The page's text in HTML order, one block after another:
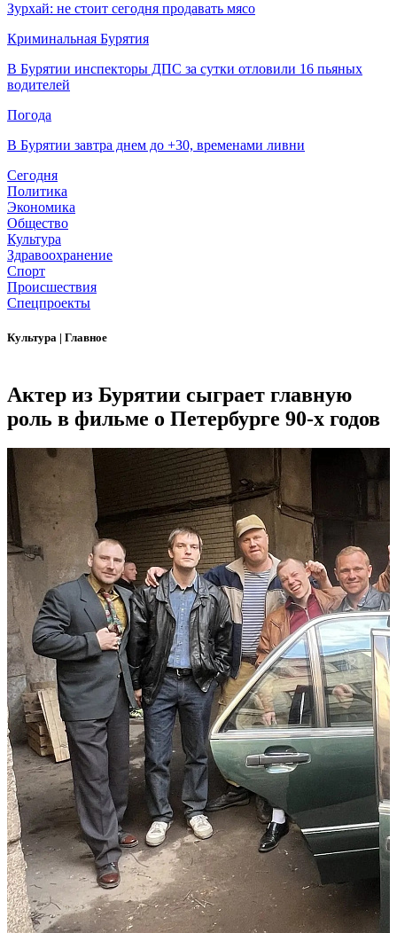
Зурхай: не стоит сегодня продавать мясо
Криминальная Бурятия
В Бурятии инспекторы ДПС за сутки отловили 16 пьяных
водителей
Погода
В Бурятии завтра днем до +30, временами ливни
Сегодня
Политика
Экономика
Общество
Культура
Здравоохранение
Спорт
Происшествия
Спецпроекты
Культура | Главное
Актер из Бурятии сыграет главную
роль в фильме о Петербурге 90-х годов